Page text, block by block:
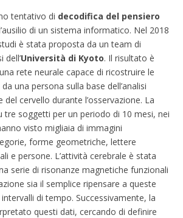
tentativo di decodifica del pensiero
di un sistema informatico. Nel 2018
è stata proposta da un team di
dell’Università di Kyoto. Il risultato è
rete neurale capace di ricostruire le
una persona sulla base dell’analisi
del cervello durante l’osservazione. La
tre soggetti per un periodo di 10 mesi, nei
visto migliaia di immagini
forme geometriche, lettere
e persone. L’attività cerebrale è stata
serie di risonanze magnetiche funzionali
sia il semplice ripensare a queste
di tempo. Successivamente, la
questi dati, cercando di definire